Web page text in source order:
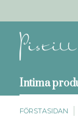
Intima
FÖRSTASIDAN